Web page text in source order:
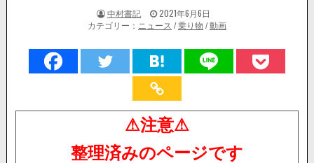
著
者:
中村書記
掲
載
2021年6月6日
カテゴリー： ニュース /乗り物 /動画
⚠注意⚠
整理済みのページです